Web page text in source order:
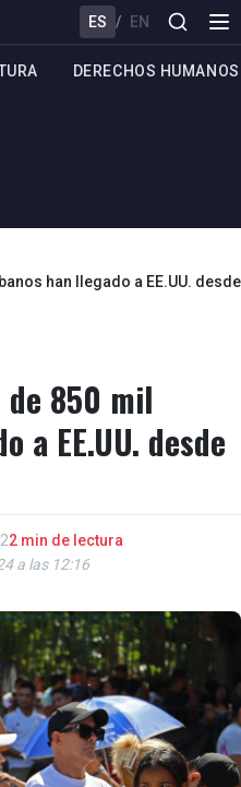
ES / EN
DERECHOS HUMANOS
han llegado a EE.UU. desde
de 850 mil
a EE.UU. desde
2 min de lectura
a las 12:16